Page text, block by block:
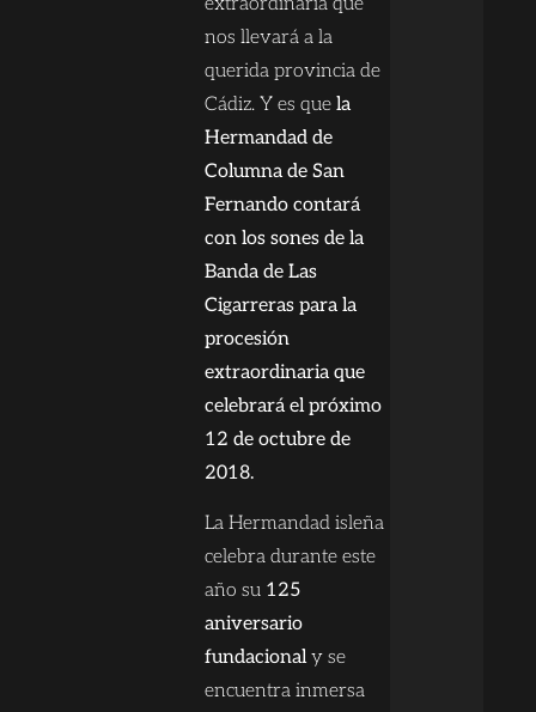
nos llevará a la
querida provincia de
Cádiz. Y es quela
Hermandad de
Columna de San
Fernando contará
con los sones de la
Banda de Las
Cigarreras para la
procesión
extraordinaria que
celebrará el próximo
12 de octubre de
2018.
La Hermandad isleña
celebra durante este
año su 125
aniversario
fundacionaly se
encuentra inmersa